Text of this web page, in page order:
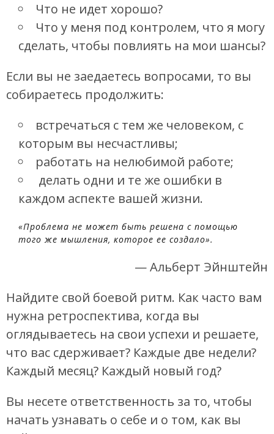
Что не идет хорошо?
Что у меня под контролем, что я могу
сделать, чтобы повлиять на мои шансы?
Если вы не заедаетесь вопросами, то вы
собираетесь продолжить:
встречаться с тем же человеком, с
которым вы несчастливы;
работать на нелюбимой работе;
делать одни и те же ошибки в
каждом аспекте вашей жизни.
«Проблема не может быть решена с помощью
того же мышления, которое ее создало».
— Альберт Эйнштейн
Найдите свой боевой ритм. Как часто вам
нужна ретроспектива, когда вы
оглядываетесь на свои успехи и решаете,
что вас сдерживает? Каждые две недели?
Каждый месяц? Каждый новый год?
Вы несете ответственность за то, чтобы
начать узнавать о себе и о том, как вы